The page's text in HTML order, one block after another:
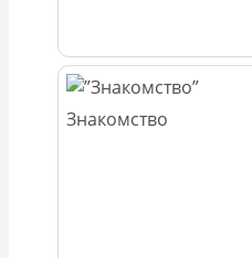
Знакомство